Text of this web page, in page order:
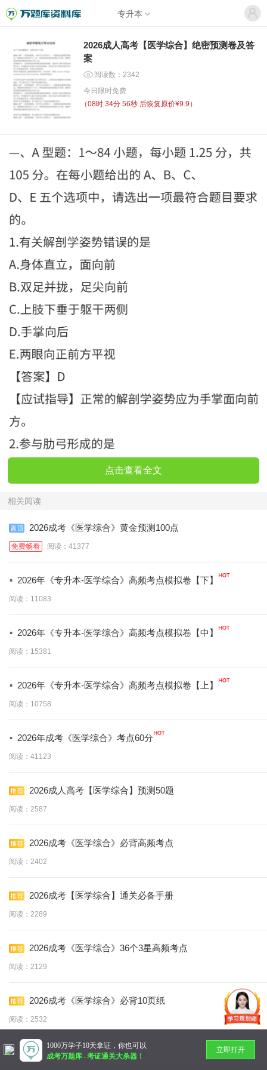
专升本
2026成人高考【医学综合】绝密预测卷及答
案
阅读数：2342
今日限时免费
（08时 34分 56秒 后恢复原价¥9.9）
点击查看全文
相关阅读
2026成考《医学综合》黄金预测100点
免费畅看 阅读：41377
· 2026年《专升本-医学综合》高频考点模拟卷【下】
阅读：11083
· 2026年《专升本-医学综合》高频考点模拟卷【中】
阅读：15381
· 2026年《专升本-医学综合》高频考点模拟卷【上】
阅读：10758
· 2026年成考《医学综合》考点60分
阅读：41123
2026成人高考【医学综合】预测50题
阅读：2587
2026成考《医学综合》必背高频考点
阅读：2402
2026成考【医学综合】通关必备手册
阅读：2289
2026成考《医学综合》36个3星高频考点
阅读：2129
2026成考《医学综合》必背10页纸
阅读：2532
暂无更多
1000万学子10天拿证，你也可以
成考万题库-考证通关大杀器！
立即打开